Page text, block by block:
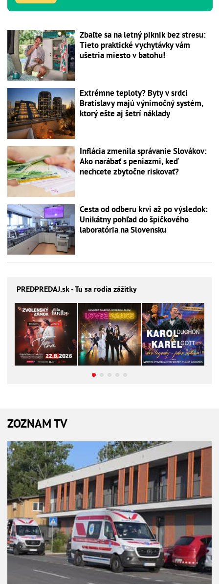
Zbaľte sa na letný piknik bez stresu:
Tieto praktické vychytávky vám
ušetria miesto v batohu!
Extrémne teploty? Byty v srdci
Bratislavy majú výnimočný systém,
ktorý ešte aj šetrí náklady
Inflácia zmenila správanie Slovákov:
Ako narábať s peniazmi, keď
nechcete zbytočne riskovať?
Cesta od odberu krvi až po výsledok:
Unikátny pohľad do špičkového
laboratória na Slovensku
PREDPREDAJ.sk - Tu sa rodia zážitky
ZOZNAM TV